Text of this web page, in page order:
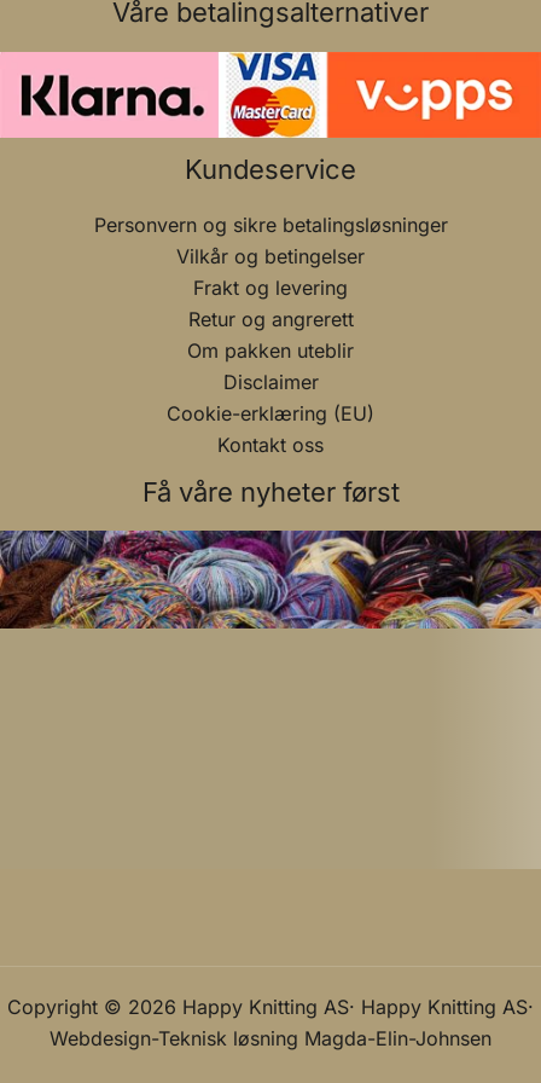
Våre betalingsalternativer
Kundeservice
Personvern og sikre betalingsløsninger
Vilkår og betingelser
Frakt og levering
Retur og angrerett
Om pakken uteblir
Disclaimer
Cookie-erklæring (EU)
Kontakt oss
Få våre nyheter først
Copyright © 2026 Happy Knitting AS· Happy Knitting AS·
Webdesign-Teknisk løsning Magda-Elin-Johnsen